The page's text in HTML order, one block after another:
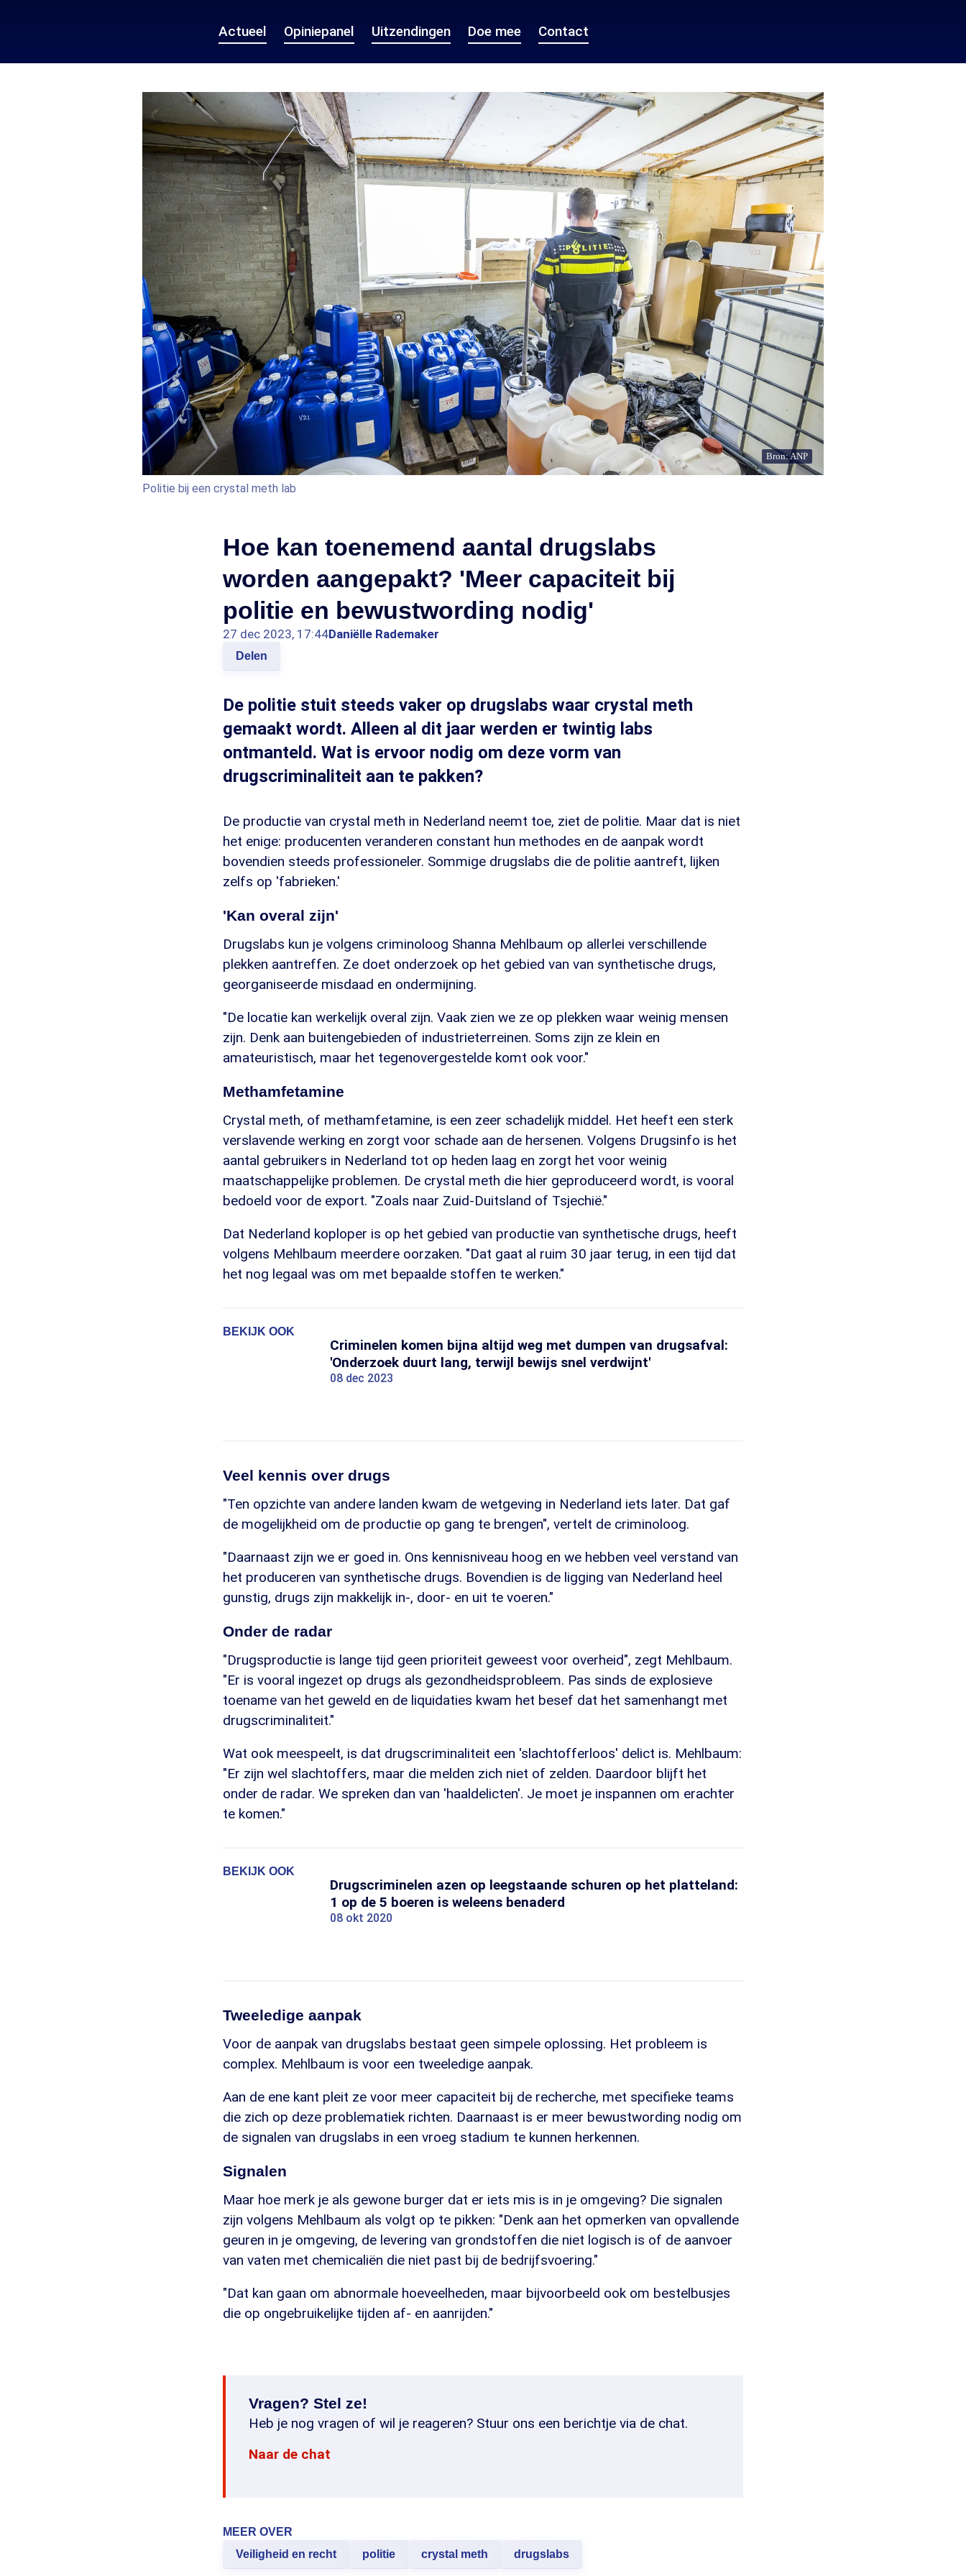
Actueel Opiniepanel Uitzendingen Doe mee Contact
Bron: ANP
Politie bij een crystal meth lab
Hoe kan toenemend aantal drugslabs
worden aangepakt? 'Meer capaciteit bij
politie en bewustwording nodig'
27 dec 2023, 17:44Daniëlle Rademaker
Delen
De politie stuit steeds vaker op drugslabs waar crystal meth
gemaakt wordt. Alleen al dit jaar werden er twintig labs
ontmanteld. Wat is ervoor nodig om deze vorm van
drugscriminaliteit aan te pakken?
De productie van crystal meth in Nederland neemt toe, ziet de politie. Maar dat is niet
het enige: producenten veranderen constant hun methodes en de aanpak wordt
bovendien steeds professioneler. Sommige drugslabs die de politie aantreft, lijken
zelfs op 'fabrieken.'
'Kan overal zijn'
Drugslabs kun je volgens criminoloog Shanna Mehlbaum op allerlei verschillende
plekken aantreffen. Ze doet onderzoek op het gebied van van synthetische drugs,
georganiseerde misdaad en ondermijning.
"De locatie kan werkelijk overal zijn. Vaak zien we ze op plekken waar weinig mensen
zijn. Denk aan buitengebieden of industrieterreinen. Soms zijn ze klein en
amateuristisch, maar het tegenovergestelde komt ook voor."
Methamfetamine
Crystal meth, of methamfetamine, is een zeer schadelijk middel. Het heeft een sterk
verslavende werking en zorgt voor schade aan de hersenen. Volgens Drugsinfo is het
aantal gebruikers in Nederland tot op heden laag en zorgt het voor weinig
maatschappelijke problemen. De crystal meth die hier geproduceerd wordt, is vooral
bedoeld voor de export. "Zoals naar Zuid-Duitsland of Tsjechië."
Dat Nederland koploper is op het gebied van productie van synthetische drugs, heeft
volgens Mehlbaum meerdere oorzaken. "Dat gaat al ruim 30 jaar terug, in een tijd dat
het nog legaal was om met bepaalde stoffen te werken."
BEKIJK OOK
Criminelen komen bijna altijd weg met dumpen van drugsafval:
'Onderzoek duurt lang, terwijl bewijs snel verdwijnt'
08 dec 2023
Veel kennis over drugs
"Ten opzichte van andere landen kwam de wetgeving in Nederland iets later. Dat gaf
de mogelijkheid om de productie op gang te brengen", vertelt de criminoloog.
"Daarnaast zijn we er goed in. Ons kennisniveau hoog en we hebben veel verstand van
het produceren van synthetische drugs. Bovendien is de ligging van Nederland heel
gunstig, drugs zijn makkelijk in-, door- en uit te voeren."
Onder de radar
"Drugsproductie is lange tijd geen prioriteit geweest voor overheid", zegt Mehlbaum.
"Er is vooral ingezet op drugs als gezondheidsprobleem. Pas sinds de explosieve
toename van het geweld en de liquidaties kwam het besef dat het samenhangt met
drugscriminaliteit."
Wat ook meespeelt, is dat drugscriminaliteit een 'slachtofferloos' delict is. Mehlbaum:
"Er zijn wel slachtoffers, maar die melden zich niet of zelden. Daardoor blijft het
onder de radar. We spreken dan van 'haaldelicten'. Je moet je inspannen om erachter
te komen."
BEKIJK OOK
Drugscriminelen azen op leegstaande schuren op het platteland:
1 op de 5 boeren is weleens benaderd
08 okt 2020
Tweeledige aanpak
Voor de aanpak van drugslabs bestaat geen simpele oplossing. Het probleem is
complex. Mehlbaum is voor een tweeledige aanpak.
Aan de ene kant pleit ze voor meer capaciteit bij de recherche, met specifieke teams
die zich op deze problematiek richten. Daarnaast is er meer bewustwording nodig om
de signalen van drugslabs in een vroeg stadium te kunnen herkennen.
Signalen
Maar hoe merk je als gewone burger dat er iets mis is in je omgeving? Die signalen
zijn volgens Mehlbaum als volgt op te pikken: "Denk aan het opmerken van opvallende
geuren in je omgeving, de levering van grondstoffen die niet logisch is of de aanvoer
van vaten met chemicaliën die niet past bij de bedrijfsvoering."
"Dat kan gaan om abnormale hoeveelheden, maar bijvoorbeeld ook om bestelbusjes
die op ongebruikelijke tijden af- en aanrijden."
Vragen? Stel ze!
Heb je nog vragen of wil je reageren? Stuur ons een berichtje via de chat.
Naar de chat
MEER OVER
Veiligheid en recht
politie crystal meth drugslabs